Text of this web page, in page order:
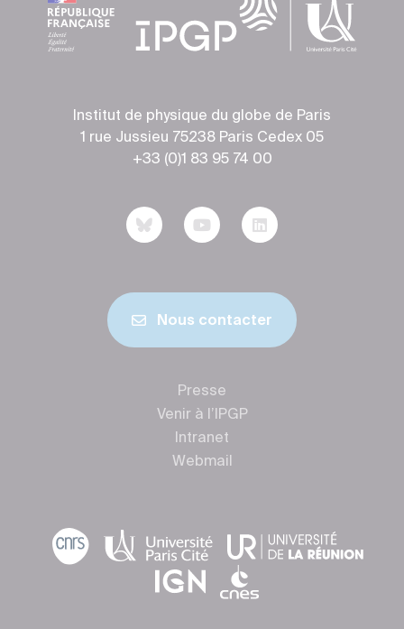
Institut de physique du globe de Paris
1 rue Jussieu 75238 Paris Cedex 05
+33 (0)1 83 95 74 00
Nous contacter
Presse
Venir à l’IPGP
Intranet
Webmail